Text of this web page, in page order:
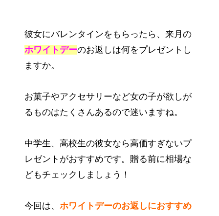
彼女にバレンタインをもらったら、来月の
ホワイトデーのお返しは何をプレゼントし
ますか。
お菓子やアクセサリーなど女の子が欲しが
るものはたくさんあるので迷いますね。
中学生、高校生の彼女なら高価すぎないプ
レゼントがおすすめです。贈る前に相場な
どもチェックしましょう！
今回は、 ホワイトデーのお返しにおすすめ